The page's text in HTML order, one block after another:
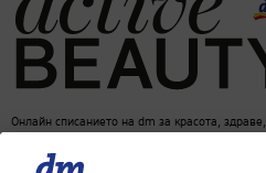
Онлайн списанието на dm за красота,